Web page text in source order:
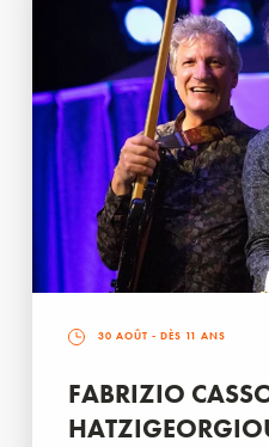
30 AOÛT - DÈS 11 ANS
FABRIZIO